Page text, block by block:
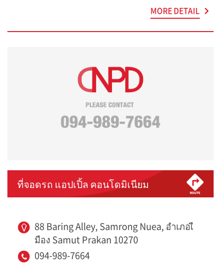
MORE DETAIL
ที่จอดรถ แอปเปิ้ล คอนโดมิเนียม
88 Baring Alley, Samrong Nuea, อำเภอเื
มือง Samut Prakan 10270
094-989-7664